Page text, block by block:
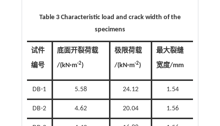
Table 3 Characteristic load and crack width of the
specimens
试件
编号
底面开裂荷载
/(kN·m-2)
极限荷载
/(kN·m-2)
最大裂缝
宽度/mm
DB-1 5.58 24.12 1.54
DB-2 4.62 20.04 1.56